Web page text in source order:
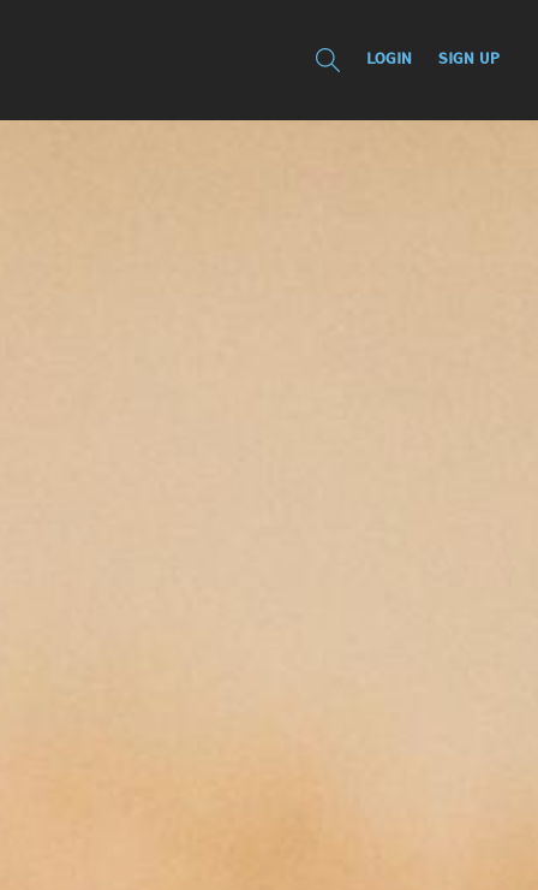
LOGIN SIGN UP